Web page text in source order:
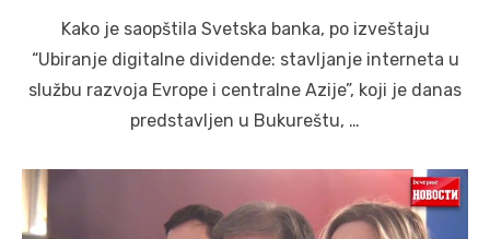
Kako je saopštila Svetska banka, po izveštaju
“Ubiranje digitalne dividende: stavljanje interneta u
službu razvoja Evrope i centralne Azije”, koji je danas
predstavljen u Bukureštu, …